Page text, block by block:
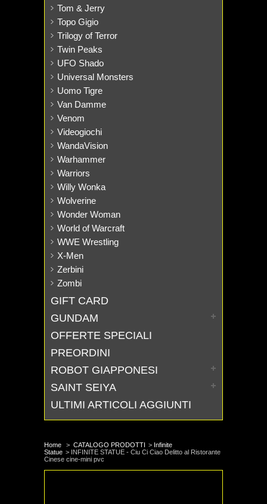
Tom & Jerry
Topo Gigio
Trilogy of Terror
Twin Peaks
UFO Shado
Universal Monsters
Uomo Tigre
Van Damme
Venom
Videogiochi
WandaVision
Warhammer
Warriors
Willy Wonka
Wolverine
Wonder Woman
World of Warcraft
WWE Wrestling
X-Men
Zerbini
Zombi
GIFT CARD
GUNDAM
OFFERTE SPECIALI
PREORDINI
ROBOT GIAPPONESI
SAINT SEIYA
ULTIMI ARTICOLI AGGIUNTI
Home > CATALOGO PRODOTTI > Infinite
Statue > INFINITE STATUE - Ciu Ci Ciao Delitto al Ristorante
Cinese cine-mini pvc